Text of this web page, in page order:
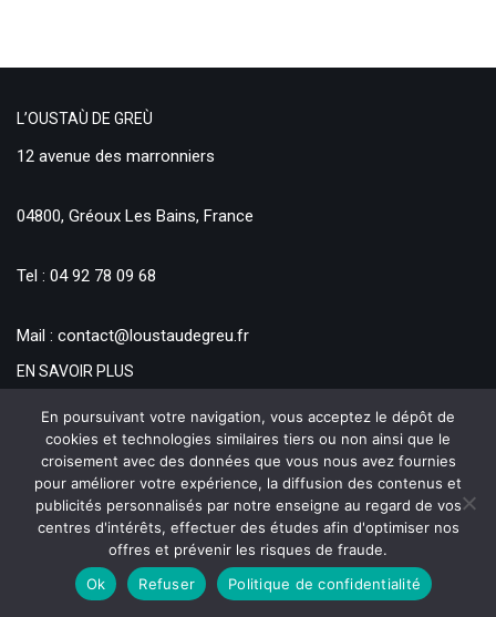
L’OUSTAÙ DE GREÙ
12 avenue des marronniers
04800, Gréoux Les Bains, France
Tel : 04 92 78 09 68
Mail : contact@loustaudegreu.fr
EN SAVOIR PLUS
Qui sommes nous ?
Conditions Générales de vente
Formulaire de rétractation
Moyens de Paiements et d’Expéditions
Produits Régionaux et Provençaux - L'Oustaù de Greù © 2021
En poursuivant votre navigation, vous acceptez le dépôt de
cookies et technologies similaires tiers ou non ainsi que le
croisement avec des données que vous nous avez fournies
pour améliorer votre expérience, la diffusion des contenus et
publicités personnalisés par notre enseigne au regard de vos
centres d'intérêts, effectuer des études afin d'optimiser nos
offres et prévenir les risques de fraude.
Ok
Refuser Politique de confidentialité